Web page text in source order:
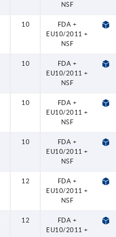
NSF
10
FDA +
EU10/2011 +
NSF
10
FDA +
EU10/2011 +
NSF
10
FDA +
EU10/2011 +
NSF
10
FDA +
EU10/2011 +
NSF
12
FDA +
EU10/2011 +
NSF
12
FDA +
EU10/2011 +